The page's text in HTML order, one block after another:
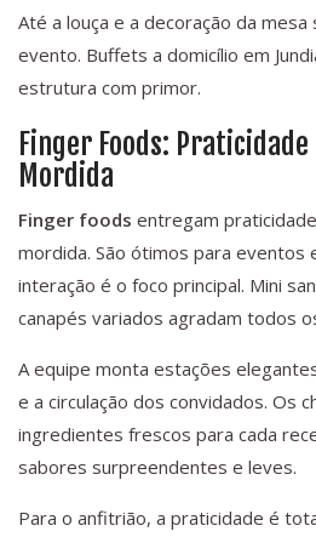
Até a louça e a decoração da
evento. Buffets a domicílio em
estrutura com primor.
Finger Foods: Praticidade
Mordida
Finger foods entregam
mordida. São ótimos para eventos
interação é o foco principal. Mini
canapés variados agradam todos
A equipe monta estações
e a circulação dos convidados. Os
ingredientes frescos para cada
sabores surpreendentes e leves.
Para o anfitrião, a praticidade é